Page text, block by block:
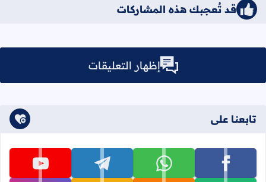
قد تُعجبك هذه المشاركات
إظهار التعليقات
تابعنا على
تابعنا على facebook تابعنا على whatsapp تابعنا على telegram تابعنا على youtube